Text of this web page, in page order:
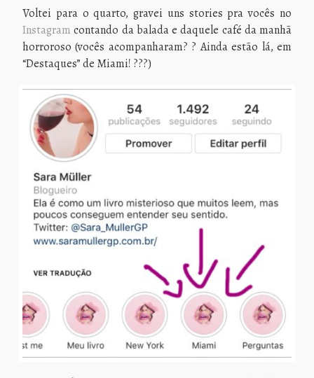
Voltei para o quarto, gravei uns stories pra vocês no
Instagram contando da balada e daquele café da manhã
horroroso (vocês acompanharam? ? Ainda estão lá, em
“Destaques” de Miami! ???)